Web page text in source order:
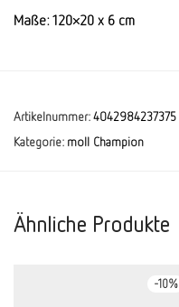
Maße: 120×20 x 6 cm
Artikelnummer:4042984237375
Kategorie: moll Champion
Ähnliche Produkte
-10%